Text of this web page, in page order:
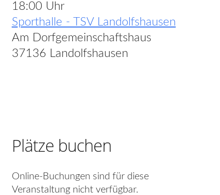
18:00 Uhr
Sporthalle - TSV Landolfshausen
Am Dorfgemeinschaftshaus
37136 Landolfshausen
Plätze buchen
Online-Buchungen sind für diese
Veranstaltung nicht verfügbar.